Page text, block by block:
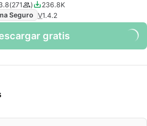
271
236.8K
Seguro V1.4.2
gratis